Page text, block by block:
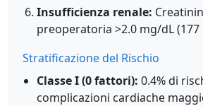
Insufficienza renale:
preoperatoria >2.0 mg/dL
Stratificazione del Rischio
Classe I (0 fattori): 0.4% di
complicazioni cardiache